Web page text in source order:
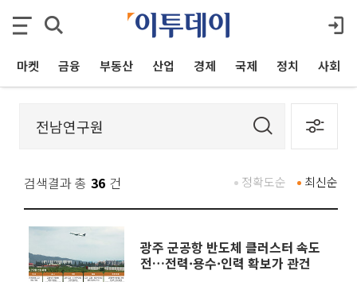
마켓 금융 부동산 산업 경제 국제 정치 사회
검색결과 총 36 건 최신순
정확도순
광주 군공항 반도체 클러스터 속도
전…전력·용수·인력 확보가 관건